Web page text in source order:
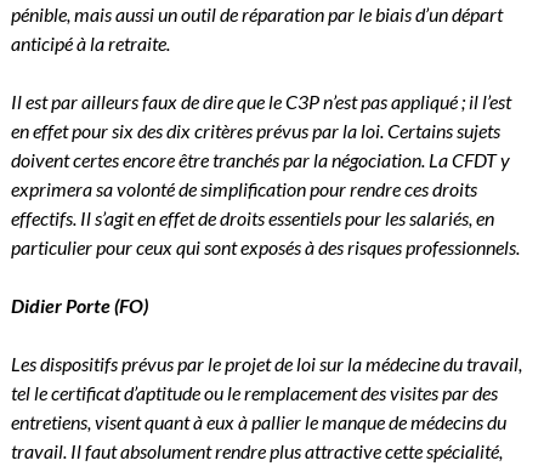
pénible, mais aussi un outil de réparation par le biais d’un départ
anticipé à la retraite.
Il est par ailleurs faux de dire que le C3P n’est pas appliqué ; il l’est
en effet pour six des dix critères prévus par la loi. Certains sujets
doivent certes encore être tranchés par la négociation. La CFDT y
exprimera sa volonté de simplification pour rendre ces droits
effectifs. Il s’agit en effet de droits essentiels pour les salariés, en
particulier pour ceux qui sont exposés à des risques professionnels.
Didier Porte(FO)
Les dispositifs prévus par le projet de loi sur la médecine du travail,
tel le certificat d’aptitude ou le remplacement des visites par des
entretiens, visent quant à eux à pallier le manque de médecins du
travail. Il faut absolument rendre plus attractive cette spécialité,